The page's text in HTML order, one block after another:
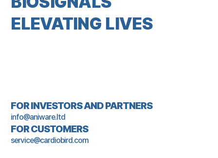
ELEVATING LIVES
FOR INVESTORS AND PARTNERS
info@aniware.ltd
FOR CUSTOMERS
service@cardiobird.com